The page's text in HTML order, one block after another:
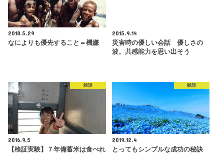
2018.5.29
なによりも優先すること＝機嫌
2015.9.14
災害時の優しい会話 優しさの
波。共感能力を思い出そう
雑談
2016.9.5
【検証実験】７年備蓄米は食べれ
雑談
2019.12.4
とってもシンプルな成功の秘訣